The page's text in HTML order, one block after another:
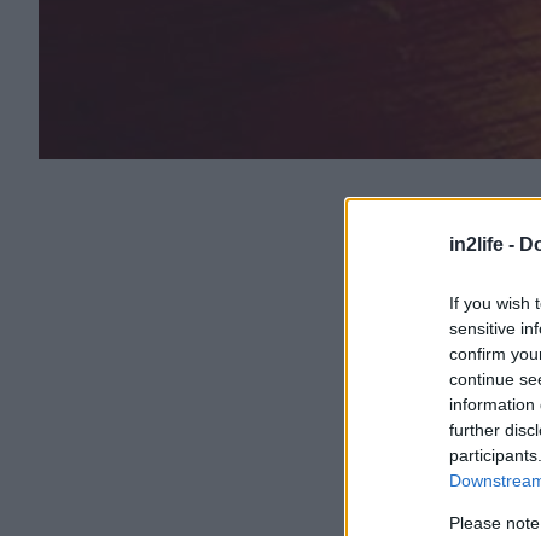
in2life -
If you wish
sensitive
confirm
continue
information
further
Please